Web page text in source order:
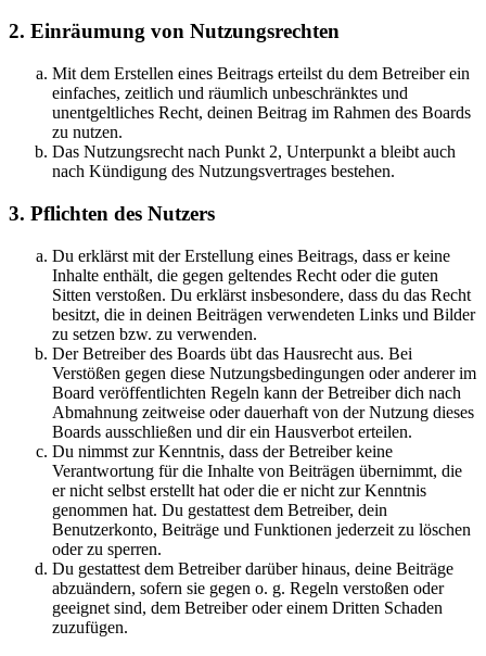
2. Einräumung von Nutzungsrechten
Mit dem Erstellen eines Beitrags erteilst du dem Betreiber ein
einfaches, zeitlich und räumlich unbeschränktes und
unentgeltliches Recht, deinen Beitrag im Rahmen des Boards
zu nutzen.
Das Nutzungsrecht nach Punkt 2, Unterpunkt a bleibt auch
nach Kündigung des Nutzungsvertrages bestehen.
3. Pflichten des Nutzers
Du erklärst mit der Erstellung eines Beitrags, dass er keine
Inhalte enthält, die gegen geltendes Recht oder die guten
Sitten verstoßen. Du erklärst insbesondere, dass du das Recht
besitzt, die in deinen Beiträgen verwendeten Links und Bilder
zu setzen bzw. zu verwenden.
Der Betreiber des Boards übt das Hausrecht aus. Bei
Verstößen gegen diese Nutzungsbedingungen oder anderer im
Board veröffentlichten Regeln kann der Betreiber dich nach
Abmahnung zeitweise oder dauerhaft von der Nutzung dieses
Boards ausschließen und dir ein Hausverbot erteilen.
Du nimmst zur Kenntnis, dass der Betreiber keine
Verantwortung für die Inhalte von Beiträgen übernimmt, die
er nicht selbst erstellt hat oder die er nicht zur Kenntnis
genommen hat. Du gestattest dem Betreiber, dein
Benutzerkonto, Beiträge und Funktionen jederzeit zu löschen
oder zu sperren.
Du gestattest dem Betreiber darüber hinaus, deine Beiträge
abzuändern, sofern sie gegen o. g. Regeln verstoßen oder
geeignet sind, dem Betreiber oder einem Dritten Schaden
zuzufügen.